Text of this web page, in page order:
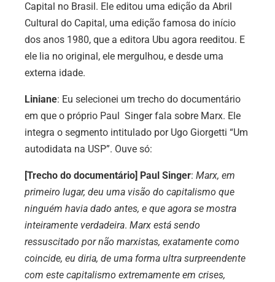
Capital no Brasil. Ele editou uma edição da Abril
Cultural do Capital, uma edição famosa do início
dos anos 1980, que a editora Ubu agora reeditou. E
ele lia no original, ele mergulhou, e desde uma
externa idade.
Liniane: Eu selecionei um trecho do documentário
em que o próprio Paul Singer fala sobre Marx. Ele
integra o segmento intitulado por Ugo Giorgetti “Um
autodidata na USP”. Ouve só:
[Trecho do documentário] Paul Singer: Marx, em
primeiro lugar, deu uma visão do capitalismo que
ninguém havia dado antes, e que agora se mostra
inteiramente verdadeira. Marx está sendo
ressuscitado por não marxistas, exatamente como
coincide, eu diria, de uma forma ultra surpreendente
com este capitalismo extremamente em crises,